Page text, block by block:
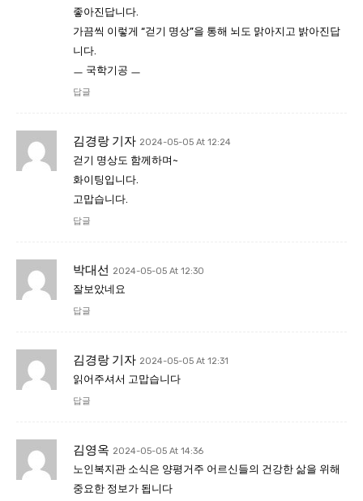
좋아진답니다.
가끔씩 이렇게 “걷기 명상”을 통해 뇌도 맑아지고 밝아진답
니다.
ㅡ 국학기공 ㅡ
답글
김경랑 기자 2024-05-05 At 12:24
걷기 명상도 함께하며~
화이팅입니다.
고맙습니다.
답글
박대선 2024-05-05 At 12:30
잘보았네요
답글
김경랑 기자 2024-05-05 At 12:31
읽어주셔서 고맙습니다
답글
김영옥 2024-05-05 At 14:36
노인복지관 소식은 양평거주 어르신들의 건강한 삶을 위해
중요한 정보가 됩니다